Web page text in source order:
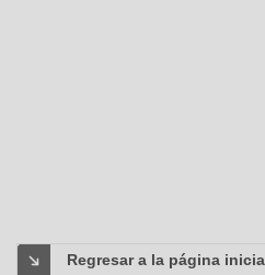
Regresar a la página